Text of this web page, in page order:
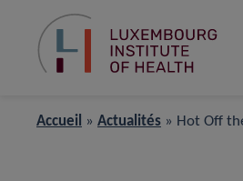
Accueil » Actualités » Hot Off